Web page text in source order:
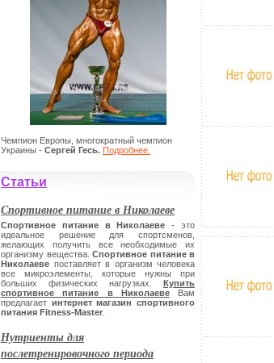
Чемпион Европы, многократный чемпион
Украины - Сергей Гесь. Подробнее.
Статьи
Спортивное питание в Николаеве
Спортивное питание в Николаеве - это
идеальное решение для спортсменов,
желающих получить все необходимые их
организму вещества. Спортивное питание в
Николаеве поставляет в организм человека
все микроэлементы, которые нужны при
больших физических нагрузках. Купить
спортивное питание в НиколаевеВам
предлагает интернет магазин спортивного
питания Fitness-Master
Нутриенты для
послетренировочного периода